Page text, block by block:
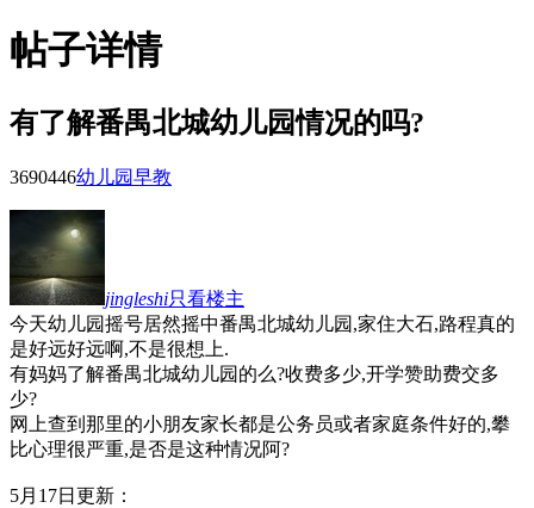
帖子详情
有了解番禺北城幼儿园情况的吗?
3690446幼儿园早教
jingleshi只看楼主
今天幼儿园摇号居然摇中番禺北城幼儿园,家住大石,路程真的
是好远好远啊,不是很想上.
有妈妈了解番禺北城幼儿园的么?收费多少,开学赞助费交多
少?
网上查到那里的小朋友家长都是公务员或者家庭条件好的,攀
比心理很严重,是否是这种情况阿?
5月17日更新：